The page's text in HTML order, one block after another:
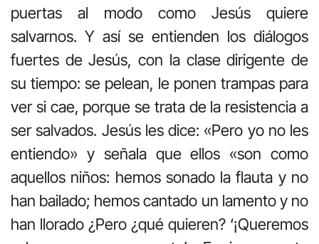
puertas al modo como Jesús quiere
salvarnos. Y así se entienden los diálogos
fuertes de Jesús, con la clase dirigente de
su tiempo: se pelean, le ponen trampas para
ver si cae, porque se trata de la resistencia a
ser salvados. Jesús les dice: «Pero yo no les
entiendo» y señala que ellos «son como
aquellos niños: hemos sonado la flauta y no
han bailado; hemos cantado un lamento y no
han llorado ¿Pero ¿qué quieren? ‘¡Queremos